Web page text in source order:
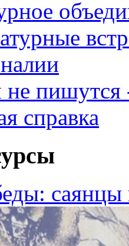
пишутся
справка
саянцы